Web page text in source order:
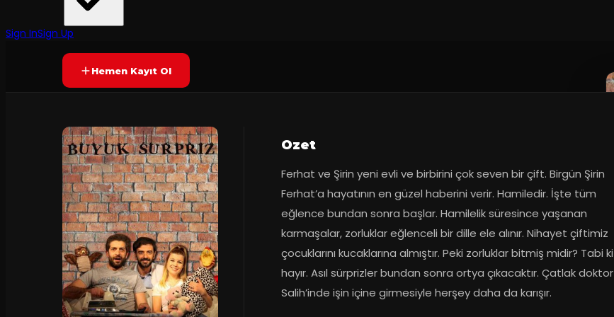
Sign InSign UpYAKINDA Yetersiz oy
Hemen Kayıt Ol
Ozet
Ferhat ve Şirin yeni evli ve birbirini çok seven bir çift. Birgün Şirin
Ferhat’a hayatının en güzel haberini verir. Hamiledir. İşte tüm
eğlence bundan sonra başlar. Hamilelik süresince yaşanan
karmaşalar, zorluklar eğlenceli bir dille ele alınır. Nihayet çiftimiz
çocuklarını kucaklarına almıştır. Peki zorluklar bitmiş midir? Tabi ki
hayır. Asıl sürprizler bundan sonra ortya çıkacaktır. Çatlak doktor
Salih’inde işin içine girmesiyle herşey daha da karışır.